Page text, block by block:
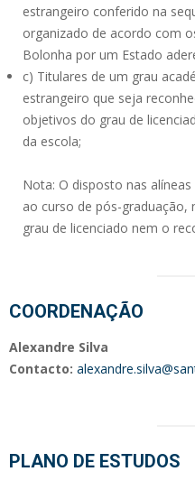
estrangeiro conferido na
organizado de acordo com
Bolonha por um Estado
c) Titulares de um grau
estrangeiro que seja
objetivos do grau de
da escola;
Nota: O disposto nas
ao curso de pós-graduação,
grau de licenciado nem o
COORDENAÇÃO
Alexandre Silva
Contacto:
PLANO DE ESTUDOS